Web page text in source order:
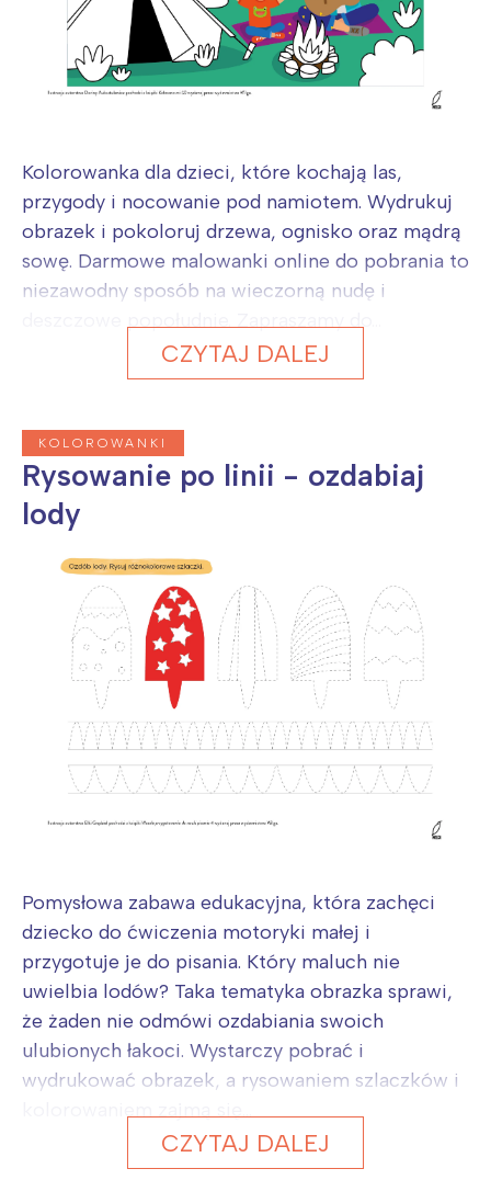
Kolorowanka dla dzieci, które kochają las,
przygody i nocowanie pod namiotem. Wydrukuj
obrazek i pokoloruj drzewa, ognisko oraz mądrą
sowę. Darmowe malowanki online do pobrania to
niezawodny sposób na wieczorną nudę i
CZYTAJ DALEJ
KOLOROWANKI
Rysowanie po linii - ozdabiaj
lody
Pomysłowa zabawa edukacyjna, która zachęci
dziecko do ćwiczenia motoryki małej i
przygotuje je do pisania. Który maluch nie
uwielbia lodów? Taka tematyka obrazka sprawi,
że żaden nie odmówi ozdabiania swoich
ulubionych łakoci. Wystarczy pobrać i
wydrukować obrazek, a rysowaniem szlaczków i
CZYTAJ DALEJ